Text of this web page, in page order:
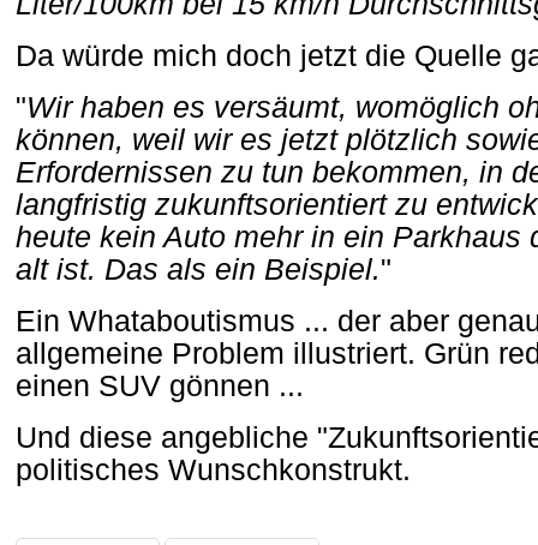
Da würde mich doch jetzt die Quelle
"Wir haben es versäumt, womöglich
können, weil wir es jetzt plötzlich
Erfordernissen zu tun bekommen, in
langfristig zukunftsorientiert zu
heute kein Auto mehr in ein Parkhaus
alt ist. Das als ein Beispiel."
Ein Whataboutismus ... der aber
allgemeine Problem illustriert. Grün
einen SUV gönnen ...
Und diese angebliche
politisches Wunschkonstrukt.